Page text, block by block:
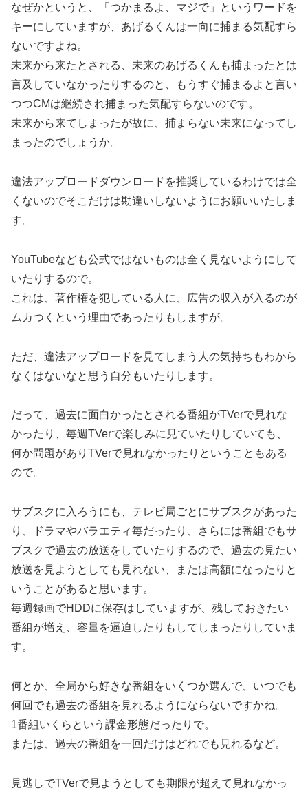
なぜかというと、「つかまるよ、マジで」というワードを
キーにしていますが、あげるくんは一向に捕まる気配すら
ないですよね。
未来から来たとされる、未来のあげるくんも捕まったとは
言及していなかったりするのと、もうすぐ捕まるよと言い
つつCMは継続され捕まった気配すらないのです。
未来から来てしまったが故に、捕まらない未来になってし
まったのでしょうか。
違法アップロードダウンロードを推奨しているわけでは全
くないのでそこだけは勘違いしないようにお願いいたしま
す。
YouTubeなども公式ではないものは全く見ないようにして
いたりするので。
これは、著作権を犯している人に、広告の収入が入るのが
ムカつくという理由であったりもしますが。
ただ、違法アップロードを見てしまう人の気持ちもわから
なくはないなと思う自分もいたりします。
だって、過去に面白かったとされる番組がTVerで見れな
かったり、毎週TVerで楽しみに見ていたりしていても、
何か問題がありTVerで見れなかったりということもある
ので。
サブスクに入ろうにも、テレビ局ごとにサブスクがあった
り、ドラマやバラエティ毎だったり、さらには番組でもサ
ブスクで過去の放送をしていたりするので、過去の見たい
放送を見ようとしても見れない、または高額になったりと
いうことがあると思います。
毎週録画でHDDに保存はしていますが、残しておきたい
番組が増え、容量を逼迫したりもしてしまったりしていま
す。
何とか、全局から好きな番組をいくつか選んで、いつでも
何回でも過去の番組を見れるようにならないですかね。
1番組いくらという課金形態だったりで。
または、過去の番組を一回だけはどれでも見れるなど。
見逃しでTVerで見ようとしても期限が超えて見れなかっ